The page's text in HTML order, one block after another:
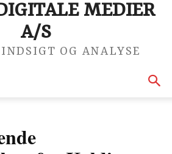
MEDIER
A/S
OG ANALYSE